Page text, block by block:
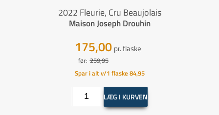
2022 Fleurie, Cru Beaujolais
Maison Joseph Drouhin
175,00 pr. flaske
før: 259,95
Spar i alt v/1 flaske 84,95
LÆG I KURVEN